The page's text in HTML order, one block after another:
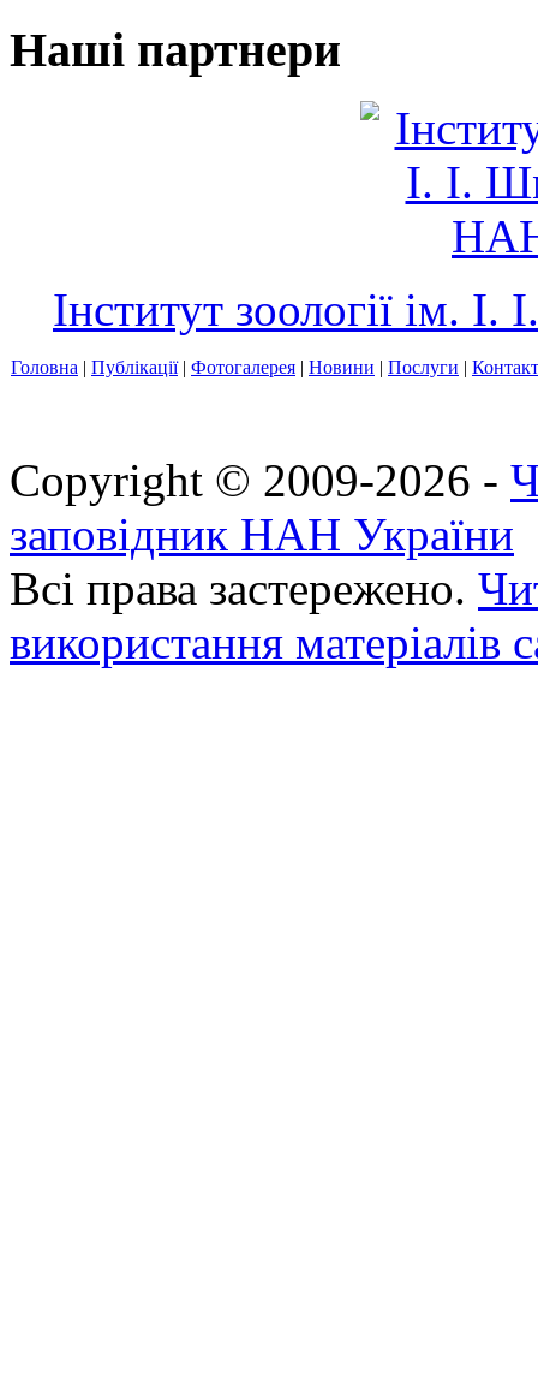
Наші партнери
Інститут зоології ім.
Головна | Публікації| Фотогалерея | Новини | Послуги |
Copyright © 2009-2026 -
заповідник НАН України
Всі права застережено.
використання матеріалів